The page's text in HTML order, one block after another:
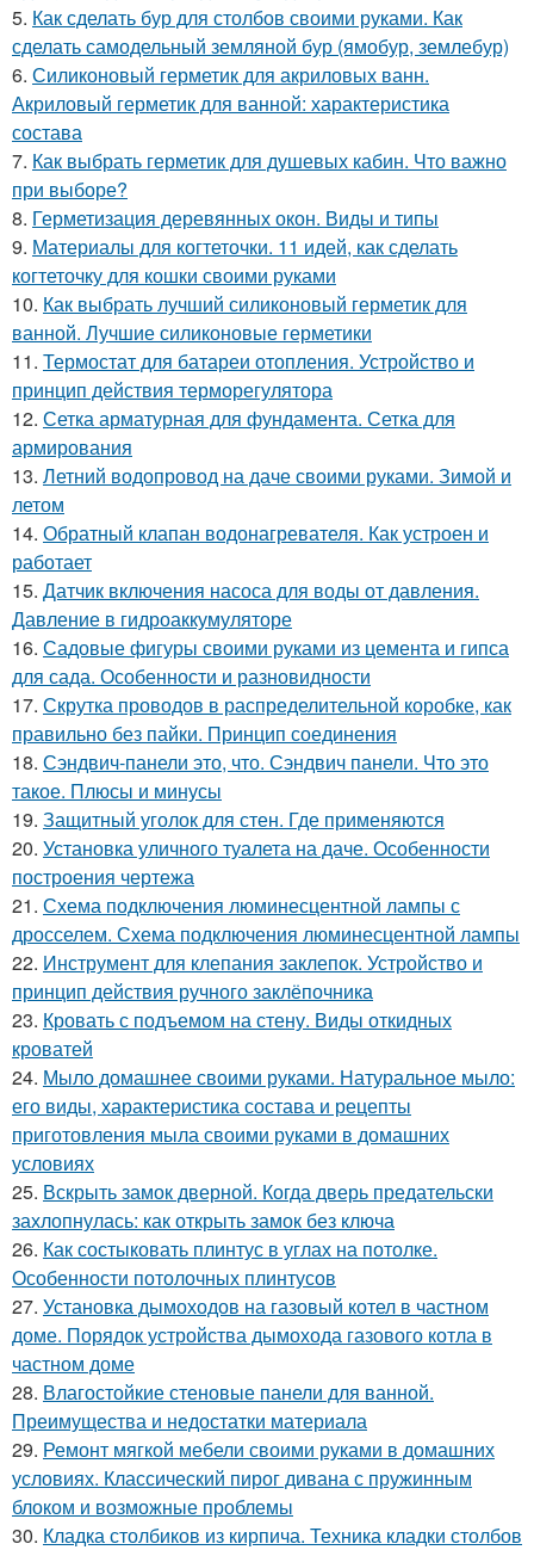
5. Как сделать бур для столбов своими руками. Как
сделать самодельный земляной бур (ямобур, землебур)
6. Силиконовый герметик для акриловых ванн.
Акриловый герметик для ванной: характеристика
состава
7. Как выбрать герметик для душевых кабин. Что важно
при выборе?
8. Герметизация деревянных окон. Виды и типы
9. Материалы для когтеточки. 11 идей, как сделать
когтеточку для кошки своими руками
10. Как выбрать лучший силиконовый герметик для
ванной. Лучшие силиконовые герметики
11. Термостат для батареи отопления. Устройство и
принцип действия терморегулятора
12. Сетка арматурная для фундамента. Сетка для
армирования
13. Летний водопровод на даче своими руками. Зимой и
летом
14. Обратный клапан водонагревателя. Как устроен и
работает
15. Датчик включения насоса для воды от давления.
Давление в гидроаккумуляторе
16. Садовые фигуры своими руками из цемента и гипса
для сада. Особенности и разновидности
17. Скрутка проводов в распределительной коробке, как
правильно без пайки. Принцип соединения
18. Сэндвич-панели это, что. Сэндвич панели. Что это
такое. Плюсы и минусы
19. Защитный уголок для стен. Где применяются
20. Установка уличного туалета на даче. Особенности
построения чертежа
21. Схема подключения люминесцентной лампы с
дросселем. Схема подключения люминесцентной лампы
22. Инструмент для клепания заклепок. Устройство и
принцип действия ручного заклёпочника
23. Кровать с подъемом на стену. Виды откидных
кроватей
24. Мыло домашнее своими руками. Натуральное мыло:
его виды, характеристика состава и рецепты
приготовления мыла своими руками в домашних
условиях
25. Вскрыть замок дверной. Когда дверь предательски
захлопнулась: как открыть замок без ключа
26. Как состыковать плинтус в углах на потолке.
Особенности потолочных плинтусов
27. Установка дымоходов на газовый котел в частном
доме. Порядок устройства дымохода газового котла в
частном доме
28. Влагостойкие стеновые панели для ванной.
Преимущества и недостатки материала
29. Ремонт мягкой мебели своими руками в домашних
условиях. Классический пирог дивана с пружинным
блоком и возможные проблемы
30. Кладка столбиков из кирпича. Техника кладки столбов